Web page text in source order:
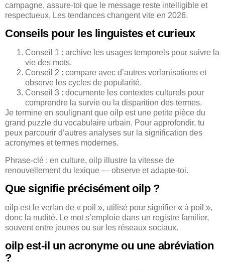
campagne, assure-toi que le message reste intelligible et
respectueux. Les tendances changent vite en 2026.
Conseils pour les linguistes et curieux
Conseil 1 : archive les usages temporels pour suivre la
vie des mots.
Conseil 2 : compare avec d’autres verlanisations et
observe les cycles de popularité.
Conseil 3 : documente les contextes culturels pour
comprendre la survie ou la disparition des termes.
Je termine en soulignant que oilp est une petite pièce du
grand puzzle du vocabulaire urbain. Pour approfondir, tu
peux parcourir d’autres analyses sur la signification des
acronymes et termes modernes.
Phrase-clé : en culture, oilp illustre la vitesse de
renouvellement du lexique — observe et adapte-toi.
Que signifie précisément oilp ?
oilp est le verlan de « poil », utilisé pour signifier « à poil »,
donc la nudité. Le mot s’emploie dans un registre familier,
souvent entre jeunes ou sur les réseaux sociaux.
oilp est-il un acronyme ou une abréviation
?